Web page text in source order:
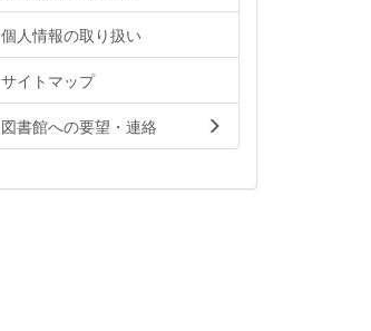
個人情報の取り扱い
サイトマップ
図書館への要望・連絡